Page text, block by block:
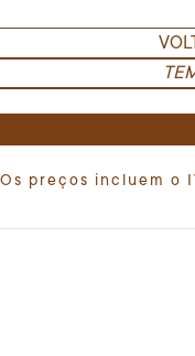
Os preços incluem o